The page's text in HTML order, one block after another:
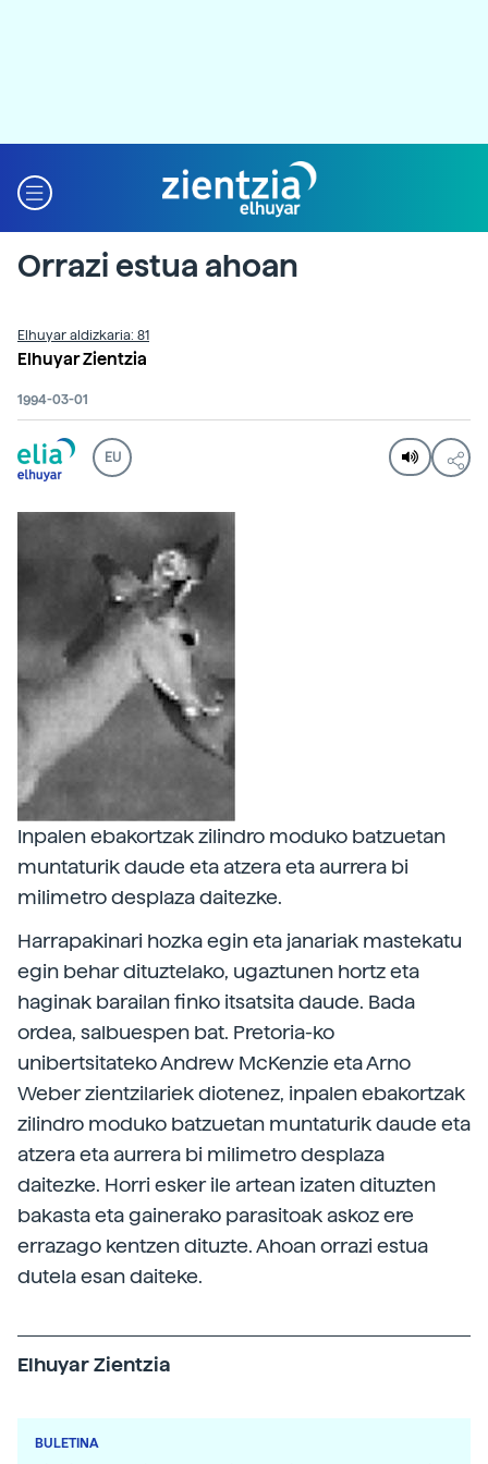
Orrazi estua ahoan
Elhuyar aldizkaria: 81
Elhuyar Zientzia
1994-03-01
EU
Inpalen ebakortzak zilindro moduko batzuetan
muntaturik daude eta atzera eta aurrera bi
milimetro desplaza daitezke.
Harrapakinari hozka egin eta janariak mastekatu
egin behar dituztelako, ugaztunen hortz eta
haginak barailan finko itsatsita daude. Bada
ordea, salbuespen bat. Pretoria-ko
unibertsitateko Andrew McKenzie eta Arno
Weber zientzilariek diotenez, inpalen ebakortzak
zilindro moduko batzuetan muntaturik daude eta
atzera eta aurrera bi milimetro desplaza
daitezke. Horri esker ile artean izaten dituzten
bakasta eta gainerako parasitoak askoz ere
errazago kentzen dituzte. Ahoan orrazi estua
dutela esan daiteke.
Elhuyar Zientzia
BULETINA